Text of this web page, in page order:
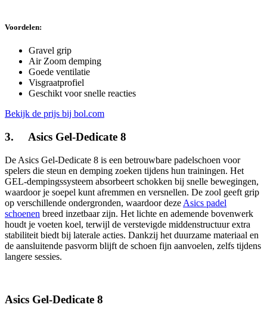
Voordelen:
Gravel grip
Air Zoom demping
Goede ventilatie
Visgraatprofiel
Geschikt voor snelle reacties
Bekijk de prijs bij bol.com
3. Asics Gel-Dedicate 8
De Asics Gel-Dedicate 8 is een betrouwbare padelschoen voor
spelers die steun en demping zoeken tijdens hun trainingen. Het
GEL-dempingssysteem absorbeert schokken bij snelle bewegingen,
waardoor je soepel kunt afremmen en versnellen. De zool geeft grip
op verschillende ondergronden, waardoor deze Asics padel
schoenen breed inzetbaar zijn. Het lichte en ademende bovenwerk
houdt je voeten koel, terwijl de verstevigde middenstructuur extra
stabiliteit biedt bij laterale acties. Dankzij het duurzame materiaal en
de aansluitende pasvorm blijft de schoen fijn aanvoelen, zelfs tijdens
langere sessies.
Asics Gel-Dedicate 8